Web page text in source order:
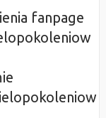
fanpage